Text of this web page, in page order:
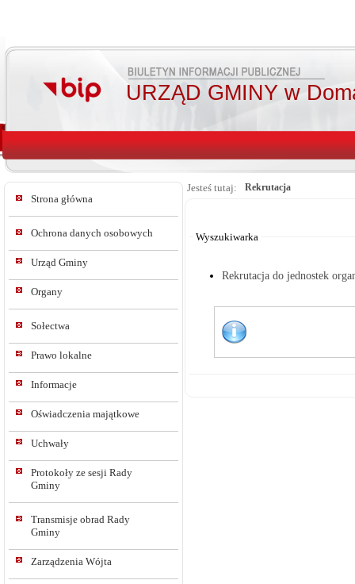
URZĄD GMINY w
Strona główna
Ochrona danych osobowych
Urząd Gminy
Organy
Sołectwa
Prawo lokalne
Informacje
Oświadczenia majątkowe
Uchwały
Protokoły ze sesji Rady
Gminy
Transmisje obrad Rady
Gminy
Zarządzenia Wójta
Jesteś tutaj: Rekrutacja
Wyszukiwarka
Rekrutacja do jednostek